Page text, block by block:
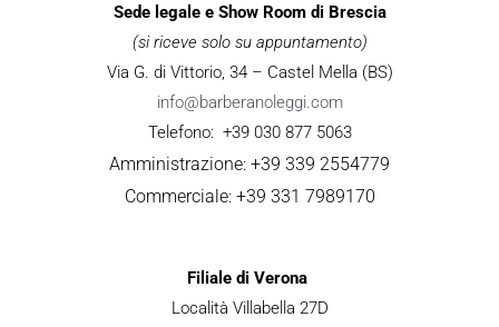
Sede legale e Show Room di Brescia
(si riceve solo su appuntamento)
Via G. di Vittorio, 34 – Castel Mella (BS)
info@barberanoleggi.com
Telefono: +39 030 877 5063
Amministrazione: +39 339 2554779
Commerciale: +39 331 7989170
Filiale di Verona
Località Villabella 27D